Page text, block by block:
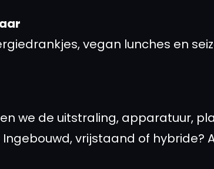
vegan lunches en
we de uitstraling, apparatuur,
vrijstaand of hybride?